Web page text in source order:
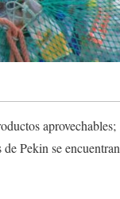
aprovechables;
Pekin se encuentran